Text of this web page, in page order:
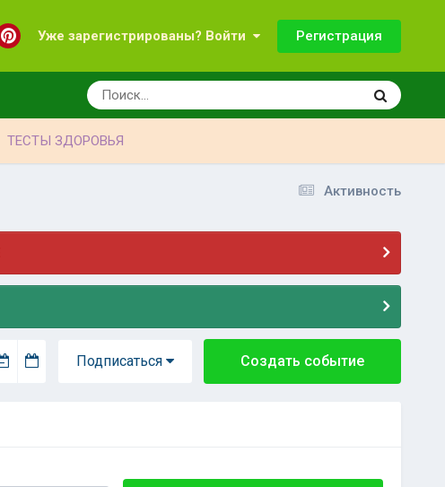
Уже зарегистрированы? Войти Регистрация
ТЕСТЫ ЗДОРОВЬЯ
Активность
Создать событие
Подписаться